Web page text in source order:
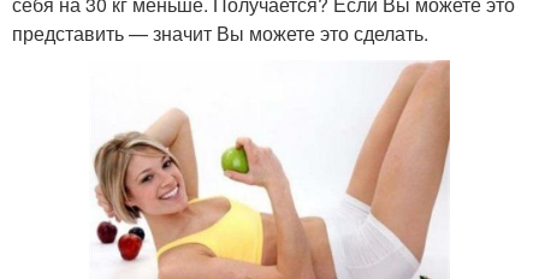
представить — значит Вы можете это сделать.